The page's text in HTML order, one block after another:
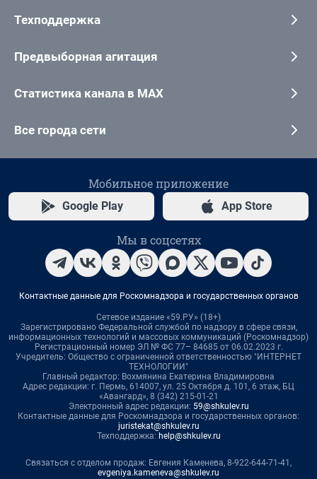
Техподдержка
Предвыборная агитация
Статистика канала в MAX
Все города сети
Мобильное приложение
Google Play App Store
Мы в соцсетях
Контактные данные для Роскомнадзора и государственных органов
Сетевое издание «59.РУ» (18+)
Зарегистрировано Федеральной службой по надзору в сфере связи,
информационных технологий и массовых коммуникаций (Роскомнадзор)
Регистрационный номер ЭЛ № ФС 77– 84685 от 06.02.2023 г.
Учредитель: Общество с ограниченной ответственностью "ИНТЕРНЕТ
ТЕХНОЛОГИИ"
Главный редактор: Вохмянина Екатерина Владимировна
Адрес редакции: г. Пермь, 614007, ул. 25 Октября д. 101, 6 этаж, БЦ
«Авангард», 8 (342) 215-01-21
Электронный адрес редакции: 59@shkulev.ru
Контактные данные для Роскомнадзора и государственных органов:
juristekat@shkulev.ru
Техподдержка: help@shkulev.ru
Связаться с отделом продаж: Евгения Каменева, 8-922-644-71-41,
evgeniya.kameneva@shkulev.ru